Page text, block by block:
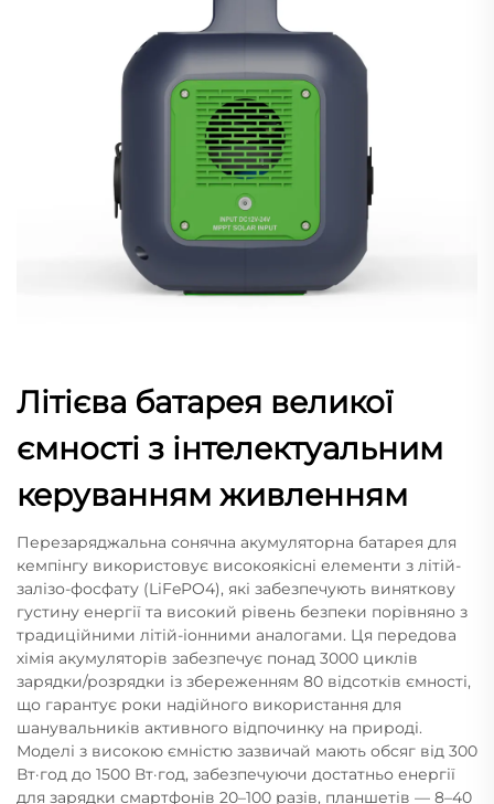
Літієва батарея великої
ємності з інтелектуальним
керуванням живленням
Перезаряджальна сонячна акумуляторна батарея для
кемпінгу використовує високоякісні елементи з літій-
залізо-фосфату (LiFePO4), які забезпечують виняткову
густину енергії та високий рівень безпеки порівняно з
традиційними літій-іонними аналогами. Ця передова
хімія акумуляторів забезпечує понад 3000 циклів
зарядки/розрядки із збереженням 80 відсотків ємності,
що гарантує роки надійного використання для
шанувальників активного відпочинку на природі.
Моделі з високою ємністю зазвичай мають обсяг від 300
Вт·год до 1500 Вт·год, забезпечуючи достатньо енергії
для зарядки смартфонів 20–100 разів, планшетів — 8–40